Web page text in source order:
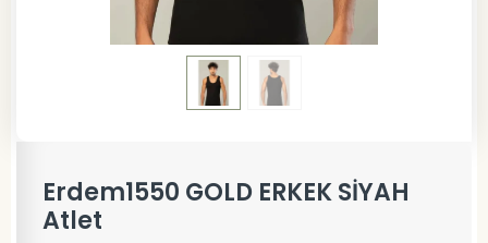
Erdem1550 GOLD ERKEK SİYAH
Atlet